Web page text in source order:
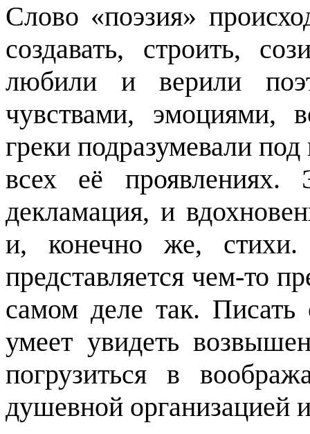
Слово «поэзия»
создавать, строить,
любили и верили
чувствами, эмоциями,
греки подразумевали
всех её проявлениях.
декламация, и
и, конечно же,
представляется чем-то
самом деле так. Писать
умеет увидеть
погрузиться в
душевной организацией